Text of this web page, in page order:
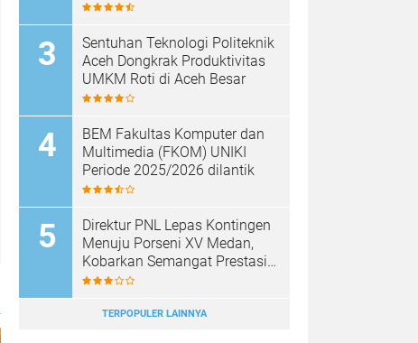
Sentuhan Teknologi Politeknik
Aceh Dongkrak Produktivitas
UMKM Roti di Aceh Besar
BEM Fakultas Komputer dan
Multimedia (FKOM) UNIKI
Periode 2025/2026 dilantik
Direktur PNL Lepas Kontingen
Menuju Porseni XV Medan,
Kobarkan Semangat Prestasi
dan Sportivitas
TERPOPULER LAINNYA